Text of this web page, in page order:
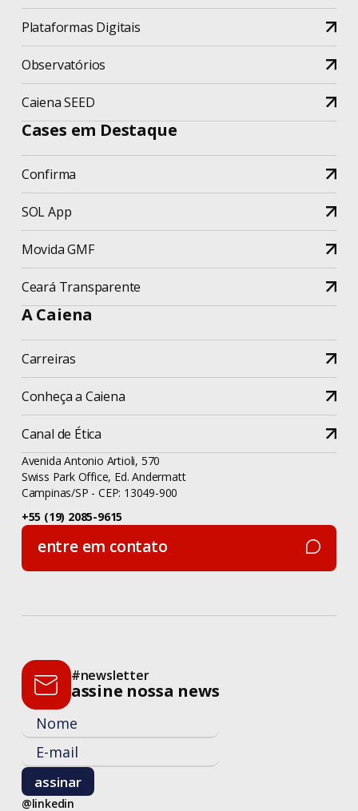
Plataformas Digitais
Observatórios
Caiena SEED
Cases em Destaque
Confirma
SOL App
Movida GMF
Ceará Transparente
A Caiena
Carreiras
Conheça a Caiena
Canal de Ética
Avenida Antonio Artioli, 570
Swiss Park Office, Ed. Andermatt
Campinas/SP - CEP: 13049-900
+55 (19) 2085-9615
entre em contato
entre em contato
#newsletter
assine nossa news
@linkedin